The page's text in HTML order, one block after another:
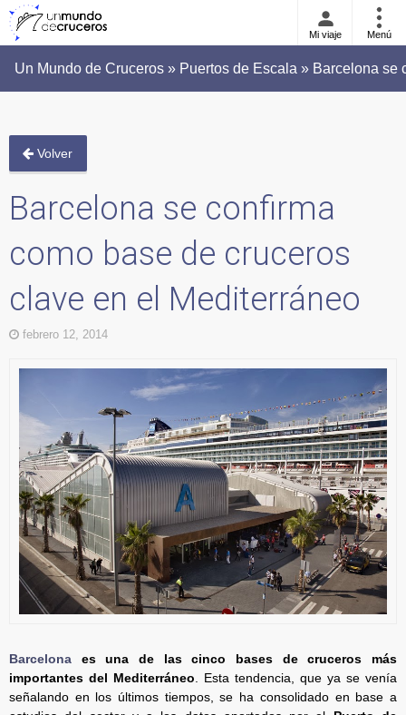
Mi viaje Menú
Un Mundo de Cruceros » Puertos de Escala » Barcelona
Volver
Barcelona se confirma
como base de cruceros
clave en el Mediterráneo
febrero 12, 2014
Barcelona es una de las cinco bases de cruceros más
importantes del Mediterráneo. Esta tendencia, que ya se venía
señalando en los últimos tiempos, se ha consolidado en base a